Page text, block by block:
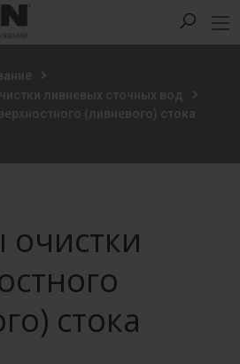
ливневых сточных вод
(ливневого) стока
стока